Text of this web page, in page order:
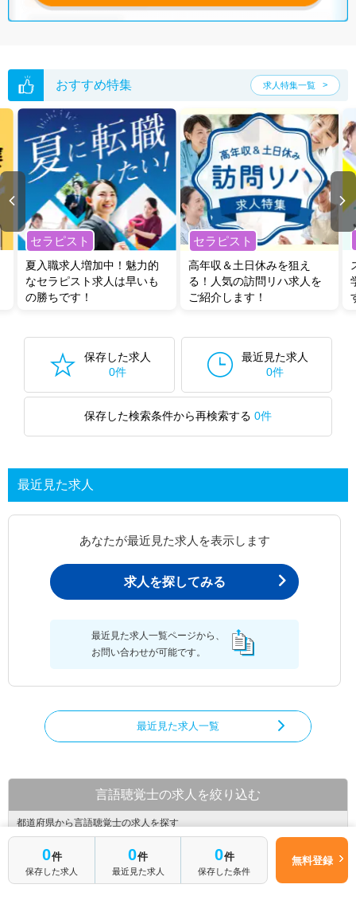
おすすめ特集 求人特集一覧
セラピスト
夏入職求人増加中！魅力的
なセラピスト求人は早いも
の勝ちです！
セラピスト
高年収＆土日休みを狙え
る！人気の訪問リハ求人を
ご紹介します！
保存した求人
0件
最近見た求人
0件
保存した検索条件から再検索する 0件
最近見た求人
あなたが最近見た求人を表示します
求人を探してみる
最近見た求人一覧ページから、
お問い合わせが可能です。
最近見た求人一覧
0件
保存した求人
0件
最近見た求人
0件
保存した条件
無料登録
言語聴覚士の求人を絞り込む
都道府県から言語聴覚士の求人を探す
北海道 青森県
宮城県
秋田県
山形県